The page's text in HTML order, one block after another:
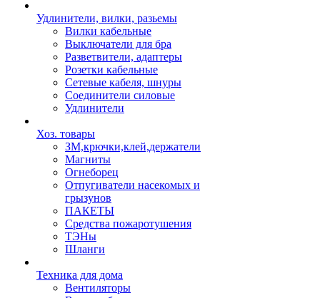
Удлинители, вилки, разьемы
Вилки кабельные
Выключатели для бра
Разветвители, адаптеры
Розетки кабельные
Сетевые кабеля, шнуры
Соединители силовые
Удлинители
Хоз. товары
ЗМ,крючки,клей,держатели
Магниты
Огнеборец
Отпугиватели насекомых и
грызунов
ПАКЕТЫ
Средства пожаротушения
ТЭНы
Шланги
Техника для дома
Вентиляторы